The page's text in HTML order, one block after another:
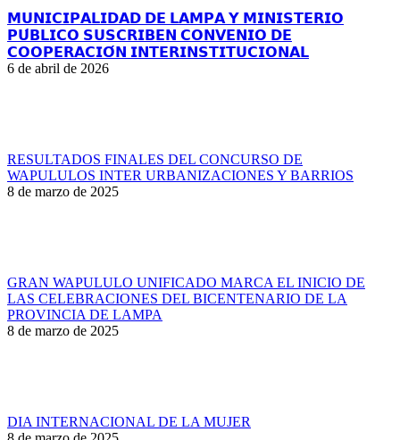
𝗠𝗨𝗡𝗜𝗖𝗜𝗣𝗔𝗟𝗜𝗗𝗔𝗗 𝗗𝗘 𝗟𝗔𝗠𝗣𝗔 𝗬 𝗠𝗜𝗡𝗜𝗦𝗧𝗘𝗥𝗜𝗢
𝗣𝗨́𝗕𝗟𝗜𝗖𝗢 𝗦𝗨𝗦𝗖𝗥𝗜𝗕𝗘𝗡 𝗖𝗢𝗡𝗩𝗘𝗡𝗜𝗢 𝗗𝗘
𝗖𝗢𝗢𝗣𝗘𝗥𝗔𝗖𝗜𝗢́𝗡 𝗜𝗡𝗧𝗘𝗥𝗜𝗡𝗦𝗧𝗜𝗧𝗨𝗖𝗜𝗢𝗡𝗔𝗟
6 de abril de 2026
RESULTADOS FINALES DEL CONCURSO DE
WAPULULOS INTER URBANIZACIONES Y BARRIOS
8 de marzo de 2025
GRAN WAPULULO UNIFICADO MARCA EL INICIO DE
LAS CELEBRACIONES DEL BICENTENARIO DE LA
PROVINCIA DE LAMPA
8 de marzo de 2025
DIA INTERNACIONAL DE LA MUJER